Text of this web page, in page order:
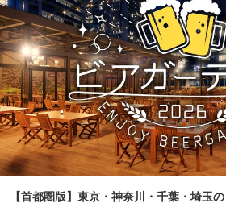
【首都圏版】東京・神奈川・千葉・埼玉